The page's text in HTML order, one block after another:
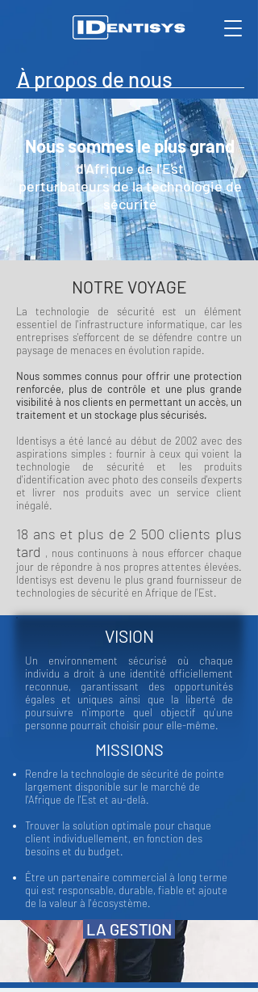
À propos de nous
Nous sommes le plus grand
d'Afrique de l'Est
perturbateurs de la technologie de
sécurité
NOTRE VOYAGE
La technologie de sécurité est un élément
essentiel de l'infrastructure informatique, car les
entreprises s'efforcent de se défendre contre un
paysage de menaces en évolution rapide.
Nous sommes connus pour offrir une protection
renforcée, plus de contrôle et une plus grande
visibilité à nos clients en permettant un accès, un
traitement et un stockage plus sécurisés.
Identisys a été lancé au début de 2002 avec des
aspirations simples : fournir à ceux qui voient la
technologie de sécurité et les produits
d'identification avec photo des conseils d'experts
et livrer nos produits avec un service client
inégalé.
18 ans et plus de 2 500 clients plus
tard , nous continuons à nous efforcer chaque
jour de répondre à nos propres attentes élevées.
Identisys est devenu le plus grand fournisseur de
technologies de sécurité en Afrique de l'Est.
VISION
Un environnement sécurisé où chaque
individu a droit à une identité officiellement
reconnue, garantissant des opportunités
égales et uniques ainsi que la liberté de
poursuivre n'importe quel objectif qu'une
personne pourrait choisir pour elle-même.
MISSIONS
Rendre la technologie de sécurité de pointe
largement disponible sur le marché de
l'Afrique de l'Est et au-delà.
Trouver la solution optimale pour chaque
client individuellement, en fonction des
besoins et du budget.
Être un partenaire commercial à long terme
qui est responsable, durable, fiable et ajoute
de la valeur à l'écosystème.
LA GESTION